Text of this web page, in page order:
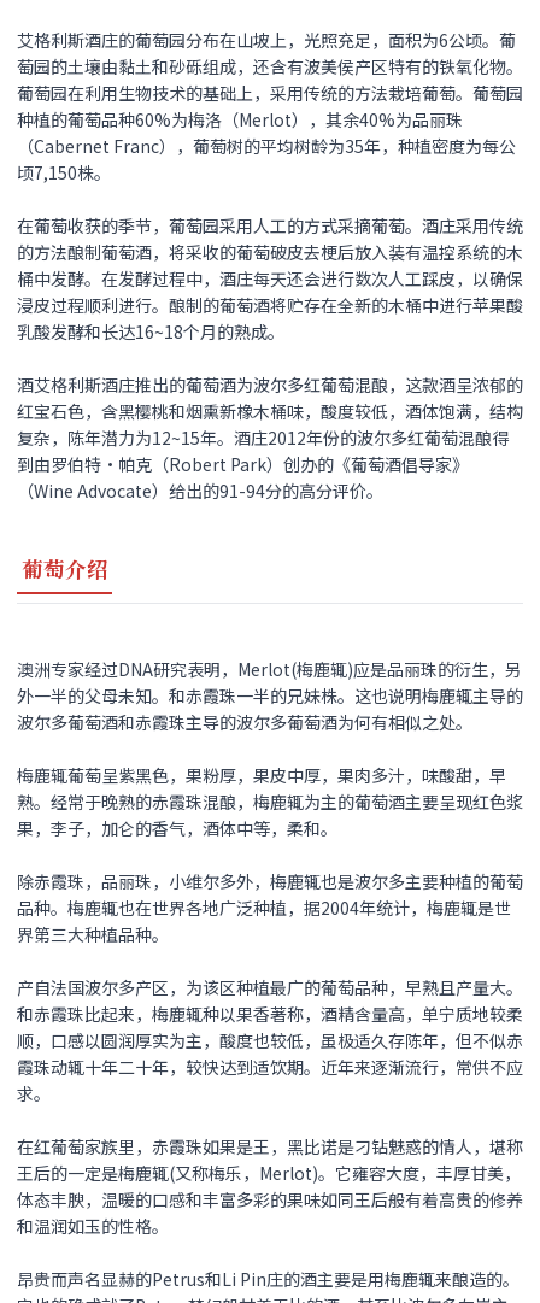
艾格利斯酒庄的葡萄园分布在山坡上，光照充足，面积为6公顷。葡
萄园的土壤由黏土和砂砾组成，还含有波美侯产区特有的铁氧化物。
葡萄园在利用生物技术的基础上，采用传统的方法栽培葡萄。葡萄园
种植的葡萄品种60%为梅洛（Merlot），其余40%为品丽珠
（Cabernet Franc），葡萄树的平均树龄为35年，种植密度为每公
顷7,150株。
在葡萄收获的季节，葡萄园采用人工的方式采摘葡萄。酒庄采用传统
的方法酿制葡萄酒，将采收的葡萄破皮去梗后放入装有温控系统的木
桶中发酵。在发酵过程中，酒庄每天还会进行数次人工踩皮，以确保
浸皮过程顺利进行。酿制的葡萄酒将贮存在全新的木桶中进行苹果酸
乳酸发酵和长达16~18个月的熟成。
酒艾格利斯酒庄推出的葡萄酒为波尔多红葡萄混酿，这款酒呈浓郁的
红宝石色，含黑樱桃和烟熏新橡木桶味，酸度较低，酒体饱满，结构
复杂，陈年潜力为12~15年。酒庄2012年份的波尔多红葡萄混酿得
到由罗伯特·帕克（Robert Park）创办的《葡萄酒倡导家》
（Wine Advocate）给出的91-94分的高分评价。
葡萄介绍
澳洲专家经过DNA研究表明，Merlot(梅鹿辄)应是品丽珠的衍生，另
外一半的父母未知。和赤霞珠一半的兄妹株。这也说明梅鹿辄主导的
波尔多葡萄酒和赤霞珠主导的波尔多葡萄酒为何有相似之处。
梅鹿辄葡萄呈紫黑色，果粉厚，果皮中厚，果肉多汁，味酸甜，早
熟。经常于晚熟的赤霞珠混酿，梅鹿辄为主的葡萄酒主要呈现红色浆
果，李子，加仑的香气，酒体中等，柔和。
除赤霞珠，品丽珠，小维尔多外，梅鹿辄也是波尔多主要种植的葡萄
品种。梅鹿辄也在世界各地广泛种植，据2004年统计，梅鹿辄是世
界第三大种植品种。
产自法国波尔多产区，为该区种植最广的葡萄品种，早熟且产量大。
和赤霞珠比起来，梅鹿辄种以果香著称，酒精含量高，单宁质地较柔
顺，口感以圆润厚实为主，酸度也较低，虽极适久存陈年，但不似赤
霞珠动辄十年二十年，较快达到适饮期。近年来逐渐流行，常供不应
求。
在红葡萄家族里，赤霞珠如果是王，黑比诺是刁钻魅惑的情人，堪称
王后的一定是梅鹿辄(又称梅乐，Merlot)。它雍容大度，丰厚甘美，
体态丰腴，温暖的口感和丰富多彩的果味如同王后般有着高贵的修养
和温润如玉的性格。
昂贵而声名显赫的Petrus和Li Pin庄的酒主要是用梅鹿辄来酿造的。